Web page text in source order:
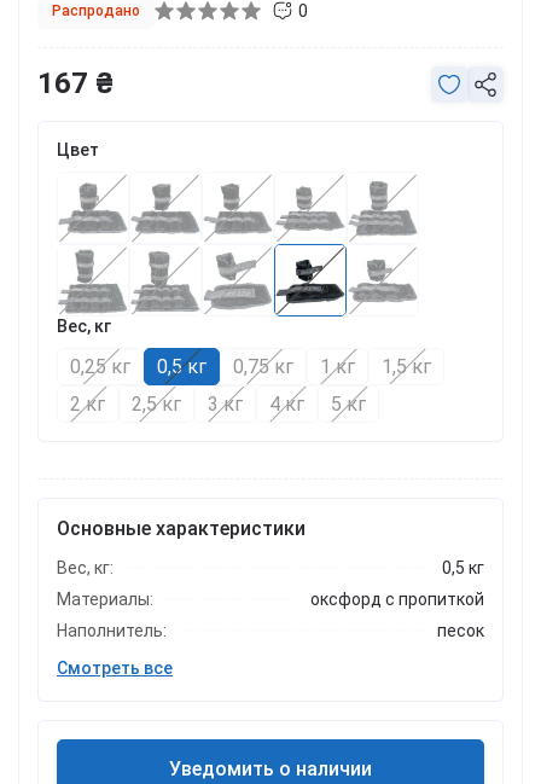
Распродано 0
Цвет
Вес, кг
0,25 кг 0,5 кг 0,75 кг 1 кг
1,5 кг
2 кг
2,5 кг 3 кг 4 кг 5 кг
Основные характеристики
Вес, кг:
0,5 кг
Материалы:
оксфорд с пропиткой
Наполнитель:
песок
Смотреть все
167 ₴
Уведомить о наличии